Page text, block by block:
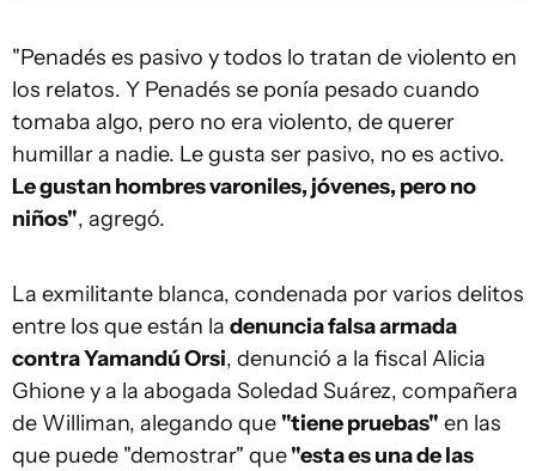
"Penadés es pasivo y todos lo tratan de violento en
los relatos. Y Penadés se ponía pesado cuando
tomaba algo, pero no era violento, de querer
humillar a nadie. Le gusta ser pasivo, no es activo.
Le gustan hombres varoniles, jóvenes, pero no
niños", agregó.
La exmilitante blanca, condenada por varios delitos
entre los que están la denuncia falsa armada
contra Yamandú Orsi, denunció a la fiscal Alicia
Ghione y a la abogada Soledad Suárez, compañera
de Williman, alegando que "tiene pruebas" en las
que puede "demostrar" que"esta es una de las